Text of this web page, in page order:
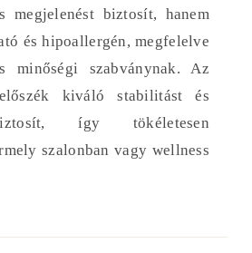
megjelenést biztosít, hanem
és hipoallergén, megfelelve
minőségi szabványnak. Az
kiváló stabilitást és
így tökéletesen
szalonban vagy wellness